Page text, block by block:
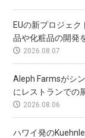
EUの新プロジェ
品や化粧品の開発
2026.08.07
Aleph Farmsがシ
にレストランでの
2026.08.06
ハワイ発の